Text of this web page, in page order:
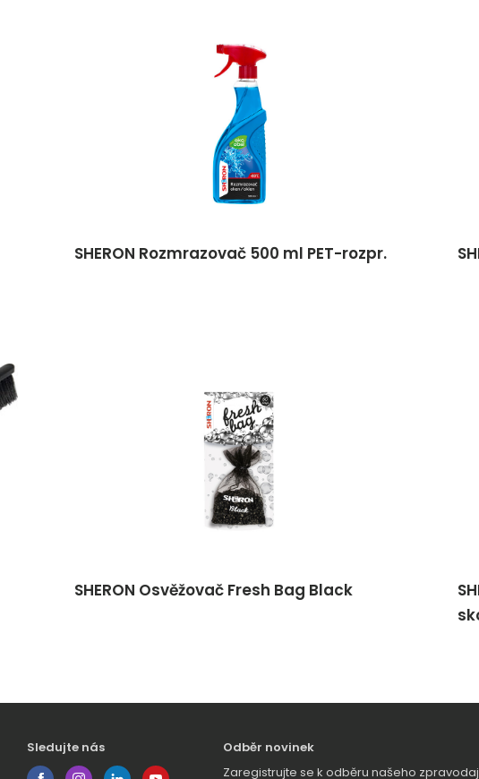
SHERON Rozmrazovač 500 ml PET-rozpr.
SHERON Osvěžovač Fresh Bag Black
Sledujte nás
Odběr novinek
Zaregistrujte se k odběru našeho